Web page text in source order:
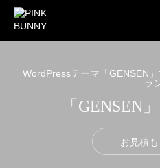
WordPressテーマ「GENSEN
ラ
「GENSEN
お見積